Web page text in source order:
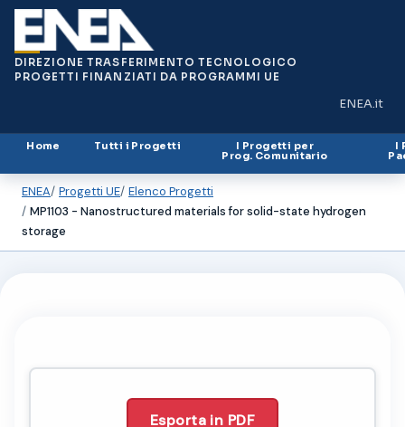
DIREZIONE TRASFERIMENTO TECNOLOGICO
PROGETTI FINANZIATI DA PROGRAMMI UE
ENEA.it
(si apre in
Home Tutti i Progetti I Progetti per
Prog. Comunitario
I
ENEA Progetti UE Elenco Progetti
MP1103 - Nanostructured materials for solid-state hydrogen
storage
Esporta in PDF